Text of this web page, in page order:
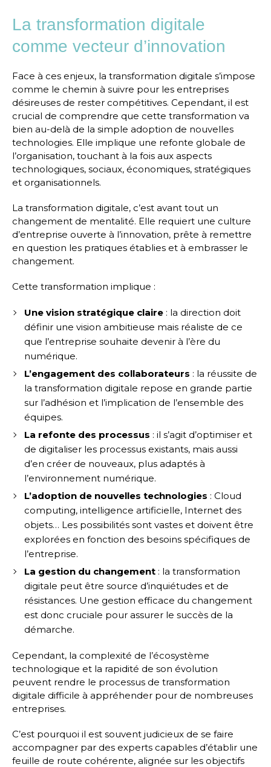
La transformation digitale
comme vecteur d’innovation
Face à ces enjeux, la transformation digitale s’impose
comme le chemin à suivre pour les entreprises
désireuses de rester compétitives. Cependant, il est
crucial de comprendre que cette transformation va
bien au-delà de la simple adoption de nouvelles
technologies. Elle implique une refonte globale de
l’organisation, touchant à la fois aux aspects
technologiques, sociaux, économiques, stratégiques
et organisationnels.
La transformation digitale, c’est avant tout un
changement de mentalité. Elle requiert une culture
d’entreprise ouverte à l’innovation, prête à remettre
en question les pratiques établies et à embrasser le
changement.
Cette transformation implique :
Une vision stratégique claire : la direction doit
définir une vision ambitieuse mais réaliste de ce
que l’entreprise souhaite devenir à l’ère du
numérique.
L’engagement des collaborateurs : la réussite de
la transformation digitale repose en grande partie
sur l’adhésion et l’implication de l’ensemble des
équipes.
La refonte des processus : il s’agit d’optimiser et
de digitaliser les processus existants, mais aussi
d’en créer de nouveaux, plus adaptés à
l’environnement numérique.
L’adoption de nouvelles technologies : Cloud
computing, intelligence artificielle, Internet des
objets… Les possibilités sont vastes et doivent être
explorées en fonction des besoins spécifiques de
l’entreprise.
La gestion du changement : la transformation
digitale peut être source d’inquiétudes et de
résistances. Une gestion efficace du changement
est donc cruciale pour assurer le succès de la
démarche.
Cependant, la complexité de l’écosystème
technologique et la rapidité de son évolution
peuvent rendre le processus de transformation
digitale difficile à appréhender pour de nombreuses
entreprises.
C’est pourquoi il est souvent judicieux de se faire
accompagner par des experts capables d’établir une
feuille de route cohérente, alignée sur les objectifs